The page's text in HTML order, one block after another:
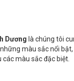
Dương là chúng tôi
màu sắc nổi
màu sắc đặc biệt.